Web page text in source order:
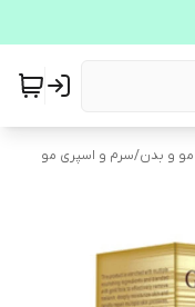
و بدن/سرم و اسپری مو